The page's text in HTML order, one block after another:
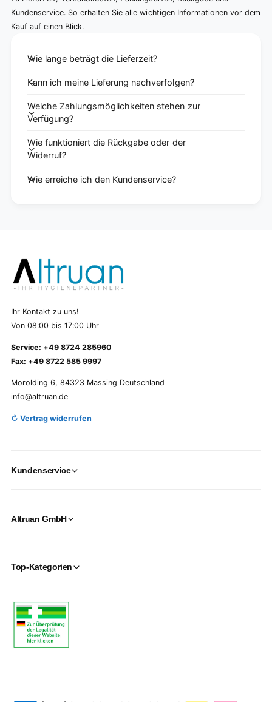
Kundenservice. So erhalten Sie alle wichtigen Informationen vor dem
Kauf auf einen Blick.
Wie lange beträgt die Lieferzeit?
Kann ich meine Lieferung nachverfolgen?
Welche Zahlungsmöglichkeiten stehen zur
Verfügung?
Wie funktioniert die Rückgabe oder der
Widerruf?
Wie erreiche ich den Kundenservice?
Ihr Kontakt zu uns!
Von 08:00 bis 17:00 Uhr
Service: +49 8724 285960
Fax: +49 8722 585 9997
Morolding 6, 84323 Massing Deutschland
info@altruan.de
↻ Vertrag widerrufen
Kundenservice
Altruan GmbH
Top-Kategorien